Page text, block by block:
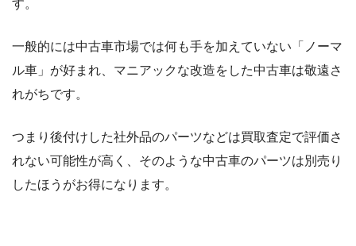
す。
一般的には中古車市場では何も手を加えていない「ノーマ
ル車」が好まれ、マニアックな改造をした中古車は敬遠さ
れがちです。
つまり後付けした社外品のパーツなどは買取査定で評価さ
れない可能性が高く、そのような中古車のパーツは別売り
したほうがお得になります。